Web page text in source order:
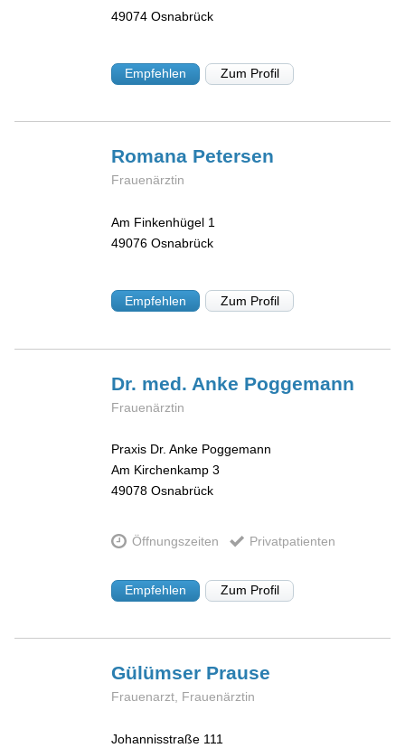
49074 Osnabrück
Empfehlen Zum Profil
Romana Petersen
Frauenärztin
Am Finkenhügel 1
49076 Osnabrück
Empfehlen Zum Profil
Dr. med. Anke Poggemann
Frauenärztin
Praxis Dr. Anke Poggemann
Am Kirchenkamp 3
49078 Osnabrück
Öffnungszeiten Privatpatienten
Empfehlen Zum Profil
Gülümser Prause
Frauenarzt, Frauenärztin
Johannisstraße 111